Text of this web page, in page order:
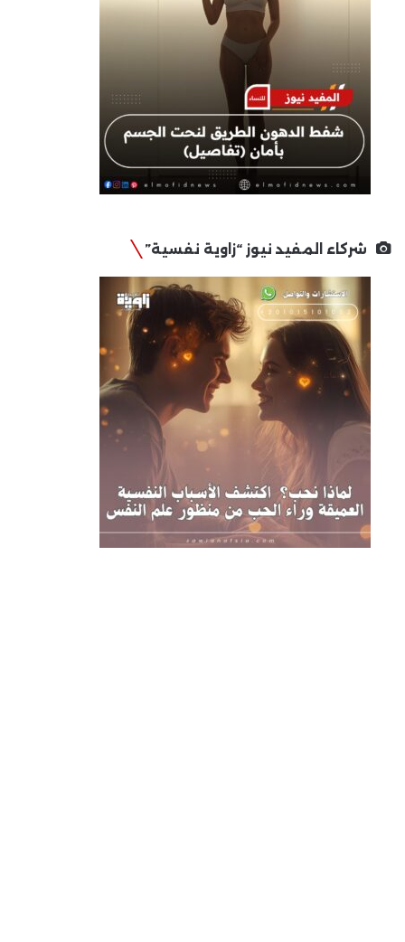
شركاء المفيد نيوز “زاوية نفسية”